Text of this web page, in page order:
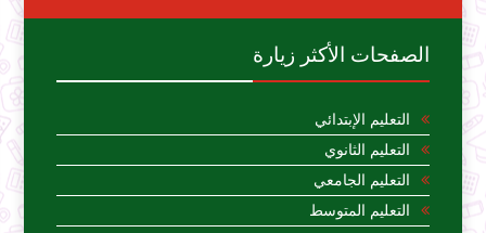
الصفحات الأكثر زيارة
التعليم الإبتدائي
التعليم الثانوي
التعليم الجامعي
التعليم المتوسط